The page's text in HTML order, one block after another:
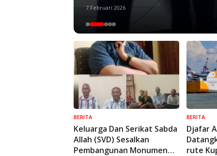
7 Februari 2026
BERITA
Keluarga Dan Serikat Sabda
Allah (SVD) Sesalkan
Pembangunan Monumen
BERITA
Djafar
rute